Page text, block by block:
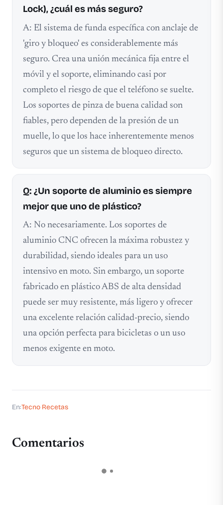
Lock), ¿cuál es más seguro?
A: El sistema de funda específica con anclaje de
'giro y bloqueo' es considerablemente más
seguro. Crea una unión mecánica fija entre el
móvil y el soporte, eliminando casi por
completo el riesgo de que el teléfono se suelte.
Los soportes de pinza de buena calidad son
fiables, pero dependen de la presión de un
muelle, lo que los hace inherentemente menos
seguros que un sistema de bloqueo directo.
Q: ¿Un soporte de aluminio es siempre
mejor que uno de plástico?
A: No necesariamente. Los soportes de
aluminio CNC ofrecen la máxima robustez y
durabilidad, siendo ideales para un uso
intensivo en moto. Sin embargo, un soporte
fabricado en plástico ABS de alta densidad
puede ser muy resistente, más ligero y ofrecer
una excelente relación calidad-precio, siendo
una opción perfecta para bicicletas o un uso
menos exigente en moto.
En:Tecno Recetas
Comentarios